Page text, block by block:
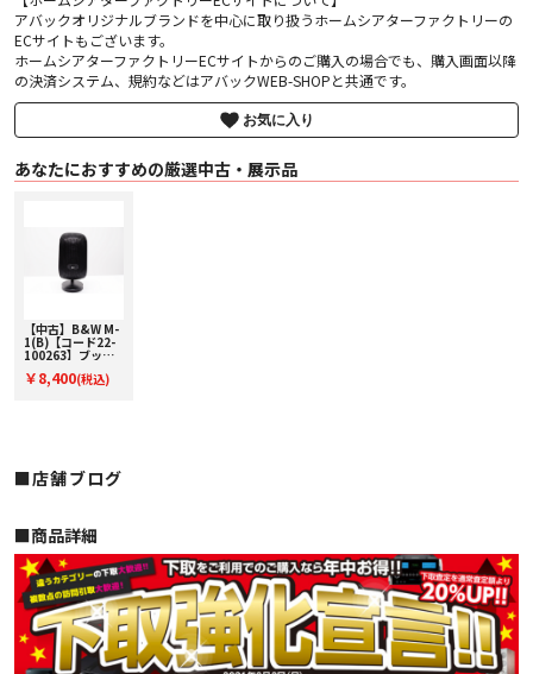
アバックオリジナルブランドを中心に取り扱うホームシアターファクトリーの
ECサイトもございます。
ホームシアターファクトリーECサイトからのご購入の場合でも、購入画面以降
の決済システム、規約などはアバックWEB-SHOPと共通です。
お気に入り
あなたにおすすめの厳選中古・展示品
【中古】B&W M-
1(B)【コード22-
100263】ブック
ー一本
￥8,400(税込)
■店舗ブログ
■︎商品詳細